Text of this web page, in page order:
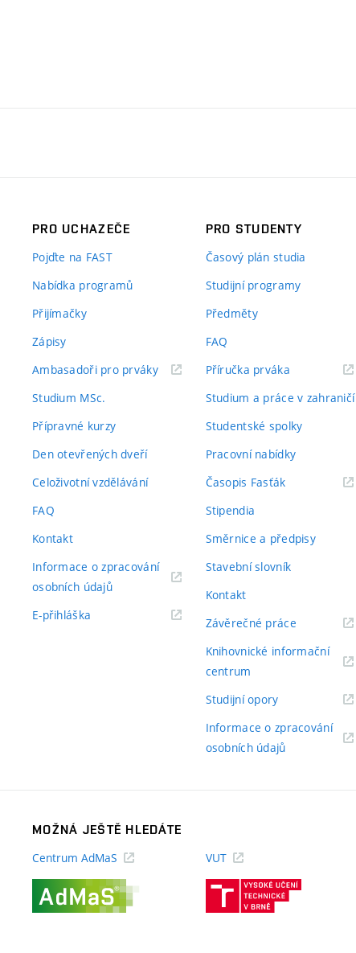
PRO UCHAZEČE
Pojďte na FAST
Nabídka programů
Přijímačky
Zápisy
Ambasadoři pro prváky(externí
Studium MSc.
Přípravné kurzy
Den otevřených dveří
Celoživotní vzdělávání
FAQ
Kontakt
Informace o zpracování
osobních údajů(externí
E-přihláška
PRO STUDENTY
Časový plán studia
Studijní programy
Předměty
FAQ
Příručka prváka(externí
Studium a práce v zahraničí
Studentské spolky
Pracovní nabídky
Časopis Fasťák(externí
Stipendia
Směrnice a předpisy
Stavební slovník
Kontakt
Závěrečné práce(externí
Knihovnické informační
centrum
Studijní opory(externí
Informace o zpracování
osobních údajů(externí
MOŽNÁ JEŠTĚ HLEDÁTE
Centrum AdMaS
VUT
(externí